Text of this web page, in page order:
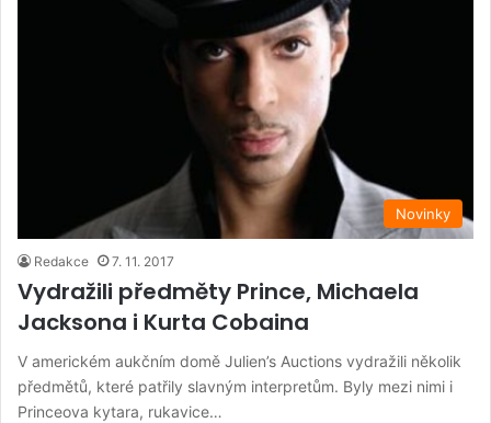
Novinky
Redakce 7. 11. 2017
Vydražili předměty Prince, Michaela
Jacksona i Kurta Cobaina
V americkém aukčním domě Julien’s Auctions vydražili několik
předmětů, které patřily slavným interpretům. Byly mezi nimi i
Princeova kytara, rukavice…